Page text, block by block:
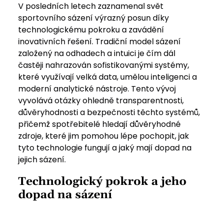
V posledních letech zaznamenal svět
sportovního sázení výrazný posun díky
technologickému pokroku a zavádění
inovativních řešení. Tradiční model sázení
založený na odhadech a intuici je čím dál
častěji nahrazován sofistikovanými systémy,
které využívají velká data, umělou inteligenci a
moderní analytické nástroje. Tento vývoj
vyvolává otázky ohledně transparentnosti,
důvěryhodnosti a bezpečnosti těchto systémů,
přičemž spotřebitelé hledají důvěryhodné
zdroje, které jim pomohou lépe pochopit, jak
tyto technologie fungují a jaký mají dopad na
jejich sázení.
Technologický pokrok a jeho
dopad na sázení